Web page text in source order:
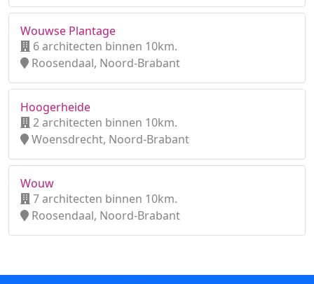
Wouwse Plantage
6 architecten binnen 10km.
Roosendaal, Noord-Brabant
Hoogerheide
2 architecten binnen 10km.
Woensdrecht, Noord-Brabant
Wouw
7 architecten binnen 10km.
Roosendaal, Noord-Brabant